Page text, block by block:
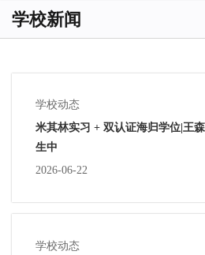
学校新闻
学校动态
米其林实习 + 双认证海归学位|王
生中
2026-06-22
学校动态